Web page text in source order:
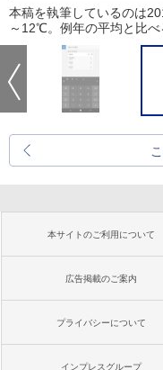
本稿を執筆しているのは
～12℃。例年の平均と比
本サイトのご利用について
広告掲載のご案内
プライバシーについて
インプレスグループ